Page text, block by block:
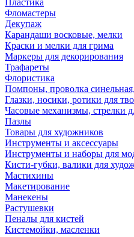
Пластика
Фломастеры
Декупаж
Карандаши восковые, мелки
Краски и мелки для грима
Маркеры для декорирования
Трафареты
Флористика
Помпоны, проволка
Глазки, носики, ротики для
Часовые механизмы, стрелки
Пазлы
Товары для художников
Инструменты и аксессуары
Инструменты и наборы для
Кисти-губки, валики для
Мастихины
Макетирование
Манекены
Растушевки
Пеналы для кистей
Кистемойки, масленки